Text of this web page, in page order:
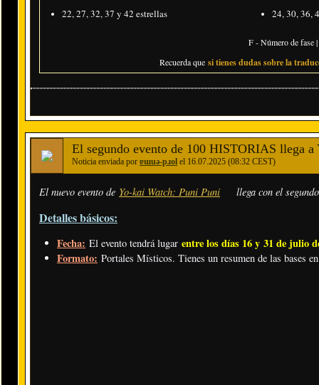
22, 27, 32, 37 y 42 estrellas
24, 30, 36,
F - Número de fase
Recuerda que si tienes dudas sobre la
El segundo evento de 100 HISTORIAS llega
Noticia enviada por ɐɯuǝ-pɹol el 16.07.2025 (08:32 CEST)
El nuevo evento de Yo-kai Watch: Puni Puni llega con el
Detalles básicos:
Fecha: El evento tendrá lugar entre los días 16 y 31 de julio
Formato: Portales Místicos. Tienes un resumen de las bases